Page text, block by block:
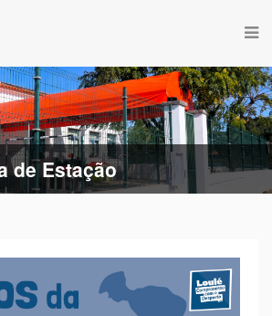
de Estação